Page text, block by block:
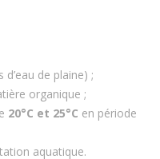
d’eau de plaine) ;
organique ;
20°C et 25°C en période
aquatique.